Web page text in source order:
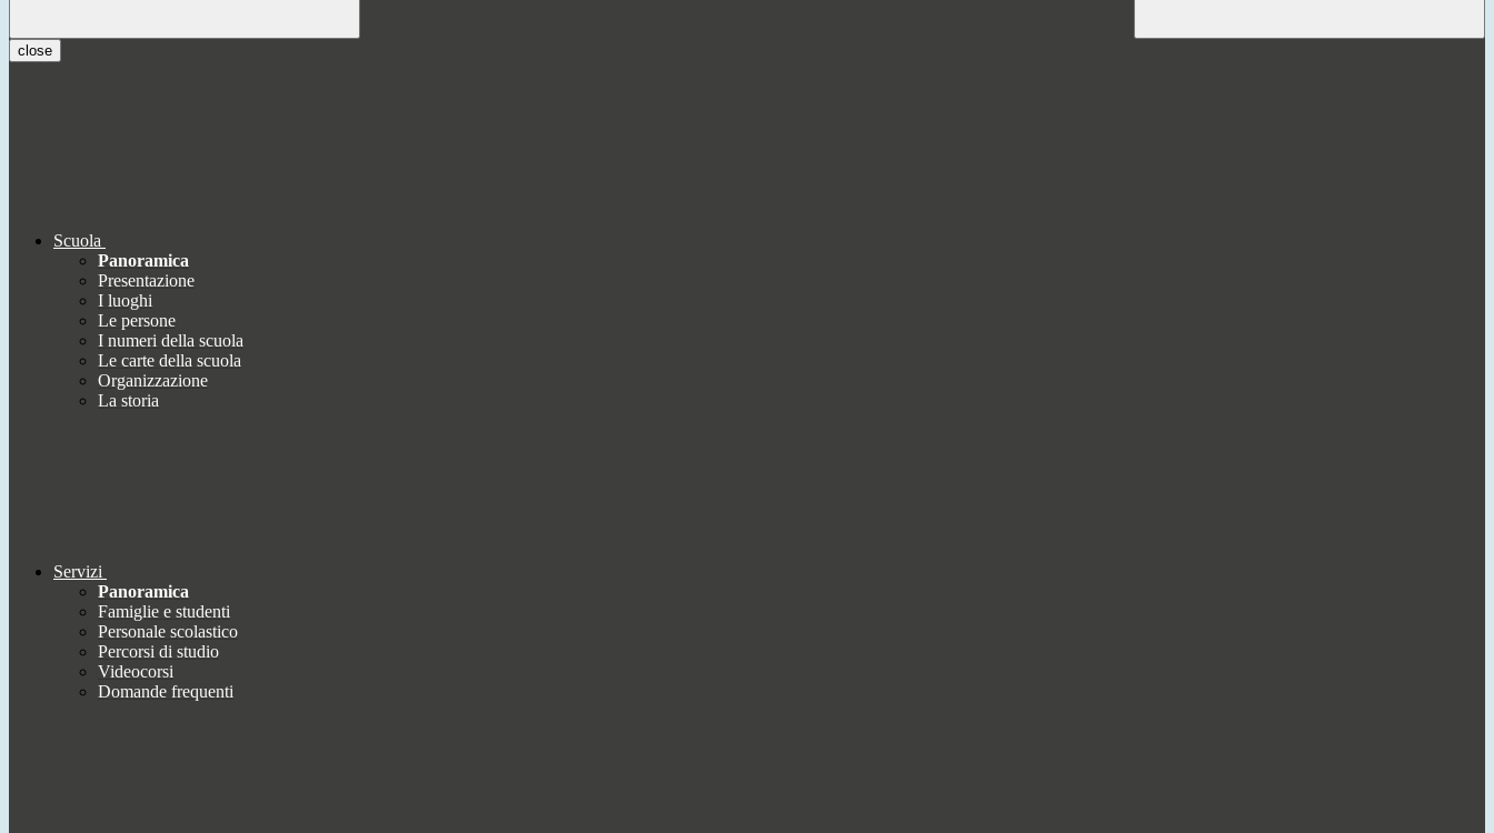
close
Scuola
Panoramica
Presentazione
I luoghi
Le persone
I numeri della scuola
Le carte della scuola
Organizzazione
La storia
Servizi
Panoramica
Famiglie e studenti
Personale scolastico
Percorsi di studio
Videocorsi
Domande frequenti